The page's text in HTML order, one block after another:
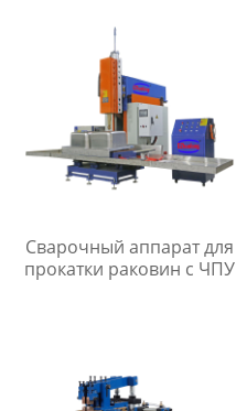
Сварочный аппарат для
прокатки раковин с ЧПУ